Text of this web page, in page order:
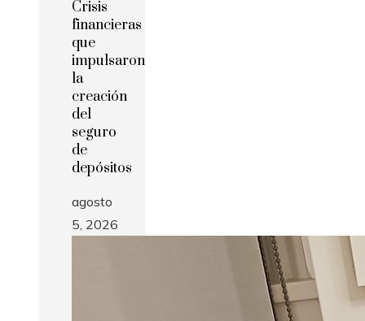
Crisis
financieras
que
impulsaron
la
creación
del
seguro
de
depósitos
agosto
5, 2026